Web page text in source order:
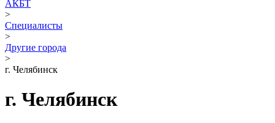
АКБТ
>
Специалисты
>
Другие города
>
г. Челябинск
г. Челябинск